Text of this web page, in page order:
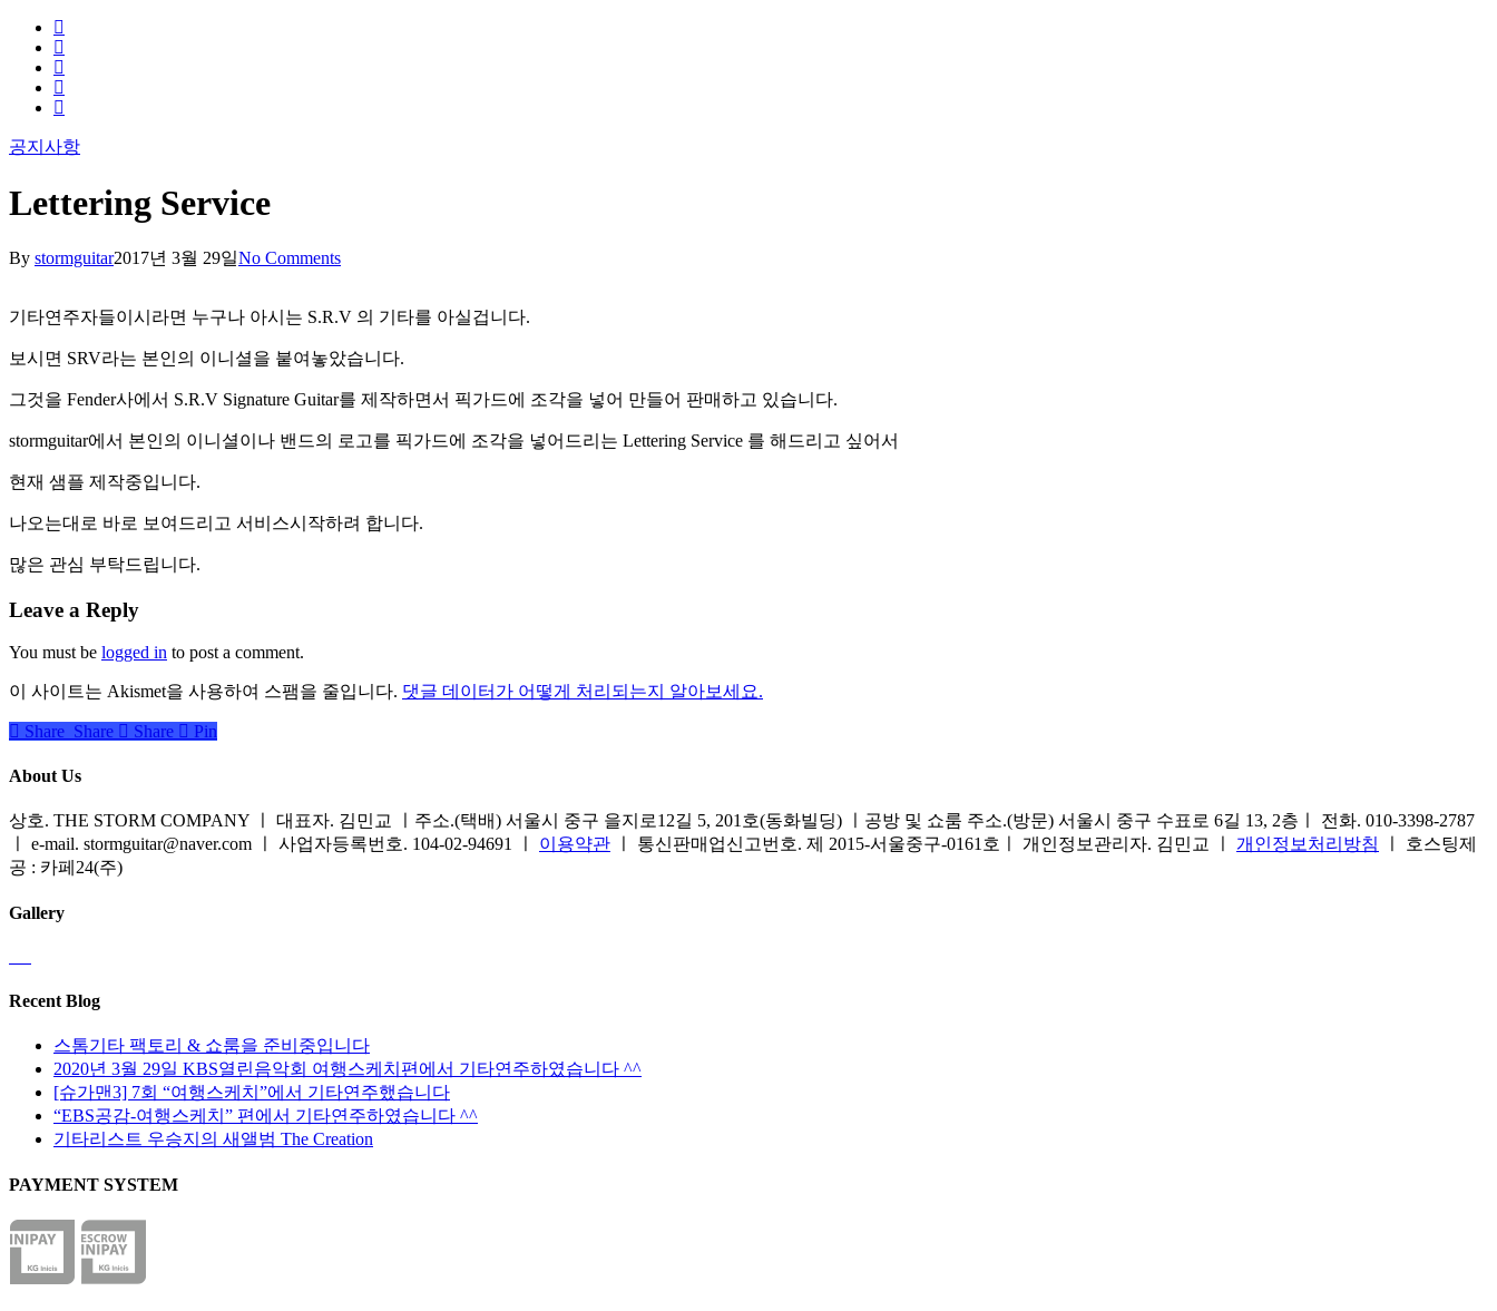
facebook
pinterest
youtube
instagram
soundcloud
공지사항
Lettering Service
By stormguitar2017년 3월 29일No Comments
기타연주자들이시라면 누구나 아시는 S.R.V 의 기타를 아실겁니다.
보시면 SRV라는 본인의 이니셜을 붙여놓았습니다.
그것을 Fender사에서 S.R.V Signature Guitar를 제작하면서 픽가드에 조각을 넣어 만들어 판매하고 있습니다.
stormguitar에서 본인의 이니셜이나 밴드의 로고를 픽가드에 조각을 넣어드리는 Lettering Service 를 해드리고 싶어서
현재 샘플 제작중입니다.
나오는대로 바로 보여드리고 서비스시작하려 합니다.
많은 관심 부탁드립니다.
Leave a Reply
You must be logged in to post a comment.
이 사이트는 Akismet을 사용하여 스팸을 줄입니다. 댓글 데이터가 어떻게 처리되는지 알아보세요.
Share
Share Share Share Pin
About Us
상호. THE STORM COMPANY ㅣ 대표자. 김민교 ㅣ주소.(택배) 서울시 중구 을지로12길 5, 201호(동화빌딩) ㅣ공방 및 쇼룸 주소.(방문) 서울시 중구 수표로 6길 13, 2층ㅣ 전화. 010-3398-2787
ㅣ e-mail. stormguitar@naver.com ㅣ 사업자등록번호. 104-02-94691 ㅣ 이용약관 ㅣ 통신판매업신고번호. 제 2015-서울중구-0161호ㅣ 개인정보관리자. 김민교 ㅣ 개인정보처리방침
ㅣ 호스팅제
공 : 카페24(주)
Gallery
Recent Blog
스톰기타 팩토리 & 쇼룸을 준비중입니다
2020년 3월 29일 KBS열린음악회 여행스케치편에서 기타연주하였습니다 ^^
[슈가맨3] 7회 “여행스케치”에서 기타연주했습니다
“EBS공감-여행스케치” 편에서 기타연주하였습니다 ^^
기타리스트 우승지의 새앨범 The Creation
PAYMENT SYSTEM